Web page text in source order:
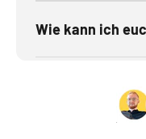
Wie kann ich